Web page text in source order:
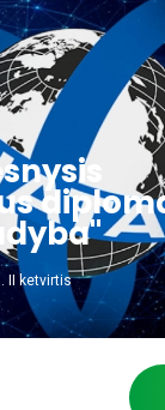
II ketvirtis